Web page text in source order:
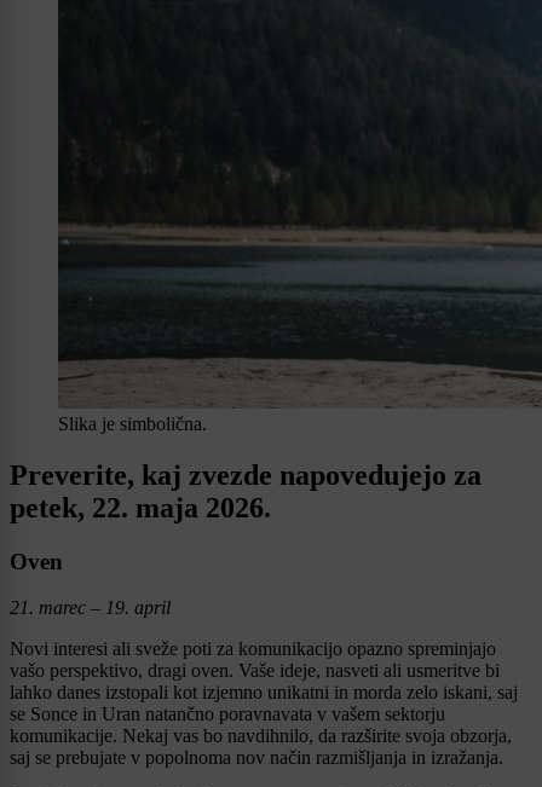
Slika je simbolična.
Preverite, kaj zvezde napovedujejo za
petek, 22. maja 2026.
Oven
21. marec – 19. april
Novi interesi ali sveže poti za komunikacijo opazno spreminjajo
vašo perspektivo, dragi oven. Vaše ideje, nasveti ali usmeritve bi
lahko danes izstopali kot izjemno unikatni in morda zelo iskani, saj
se Sonce in Uran natančno poravnavata v vašem sektorju
komunikacije. Nekaj vas bo navdihnilo, da razširite svoja obzorja,
saj se prebujate v popolnoma nov način razmišljanja in izražanja.